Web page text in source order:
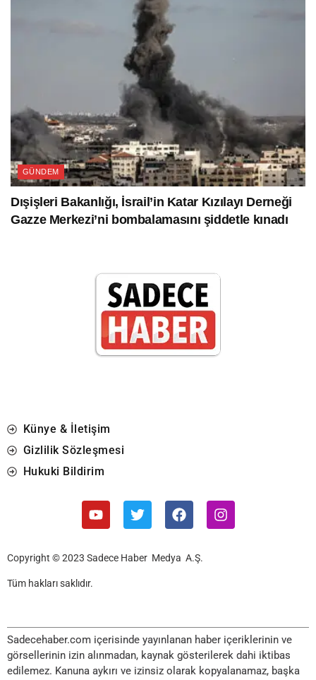
GÜNDEM
Dışişleri Bakanlığı, İsrail’in Katar Kızılayı Derneği
Gazze Merkezi’ni bombalamasını şiddetle kınadı
Künye & İletişim
Gizlilik Sözleşmesi
Hukuki Bildirim
Copyright © 2023 Sadece Haber Medya A.Ş.
Tüm hakları saklıdır.
Sadecehaber.com içerisinde yayınlanan haber içeriklerinin ve
görsellerinin izin alınmadan, kaynak gösterilerek dahi iktibas
edilemez. Kanuna aykırı ve izinsiz olarak kopyalanamaz, başka